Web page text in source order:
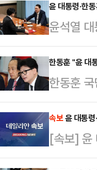
계는 "당
서 열린
민을 지
다.이와
전최고위
다. 최고
윤 대통령·한
윤석열
독대를
로 전해
후폭풍
할 것으
이 주요
지시했던
다"고 했
한동훈 "윤 대
한동훈
을 지키
추안 찬
위원회
계엄과
속보윤 대통
[속보] 윤